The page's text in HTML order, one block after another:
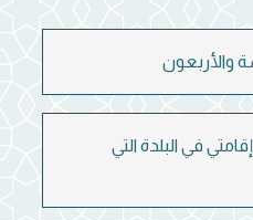
والأربعون
في البلدة التي